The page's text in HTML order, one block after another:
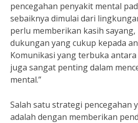
pencegahan penyakit mental
sebaiknya dimulai dari
perlu memberikan kasih
dukungan yang cukup kepada
Komunikasi yang terbuka
juga sangat penting dalam
mental.”
Salah satu strategi pencegahan
adalah dengan memberikan